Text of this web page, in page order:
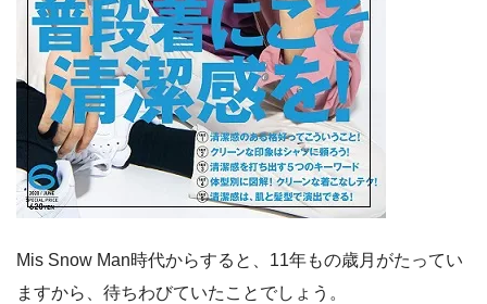
Mis Snow Man時代からすると、11年もの歳月がたってい
ますから、待ちわびていたことでしょう。